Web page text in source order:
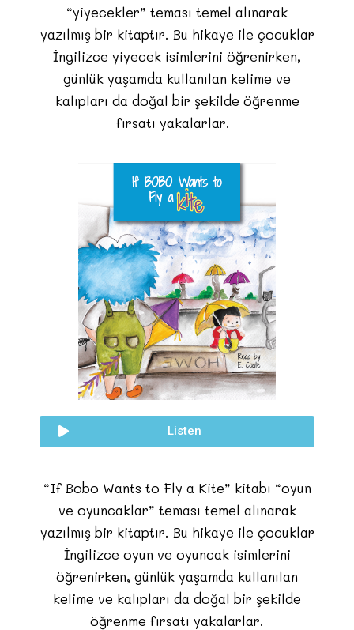
“yiyecekler” teması temel alınarak
yazılmış bir kitaptır. Bu hikaye ile çocuklar
İngilizce yiyecek isimlerini öğrenirken,
günlük yaşamda kullanılan kelime ve
kalıpları da doğal bir şekilde öğrenme
fırsatı yakalarlar.
Listen
“If Bobo Wants to Fly a Kite” kitabı “oyun
ve oyuncaklar” teması temel alınarak
yazılmış bir kitaptır. Bu hikaye ile çocuklar
İngilizce oyun ve oyuncak isimlerini
öğrenirken, günlük yaşamda kullanılan
kelime ve kalıpları da doğal bir şekilde
öğrenme fırsatı yakalarlar.